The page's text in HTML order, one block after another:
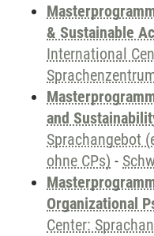
& Sustainable
International
and
Sprachangebot
ohne CPs) -
Organizational
Center: